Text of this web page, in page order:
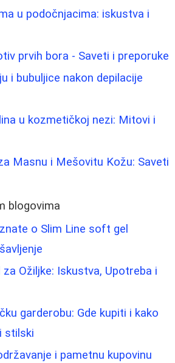
u podočnjacima: iskustva i
prvih bora - Saveti i preporuke
i bubuljice nakon depilacije
u kozmetičkoj nezi: Mitovi i
Masnu i Mešovitu Kožu: Saveti
blogovima
o Slim Line soft gel
Ožiljke: Iskustva, Upotreba i
garderobu: Gde kupiti i kako
stilski
i pametnu kupovinu